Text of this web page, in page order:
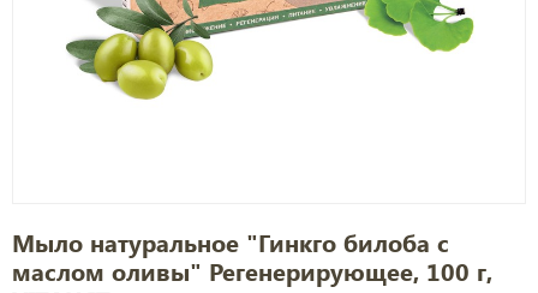
Мыло натуральное "Гинкго билоба с
маслом оливы" Регенерирующее, 100 г,